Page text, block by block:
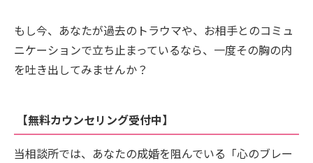
もし今、あなたが過去のトラウマや、お相手とのコミュ
ニケーションで立ち止まっているなら、一度その胸の内
を吐き出してみませんか？
【無料カウンセリング受付中】
当相談所では、あなたの成婚を阻んでいる「心のブレー